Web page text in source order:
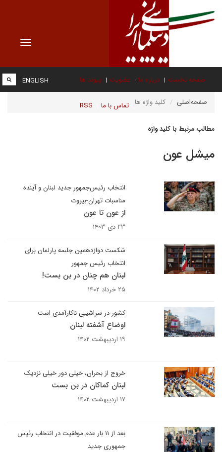
Toggle
صفحه نخست درباره ما عضویت پیوند ها
تماس با ما RSS
ENGLISH
صفحه‌اصلی کلید واژه ها
مطالب مرتبط با کلید واژه
میشل عون
انتخاب رئیس‌جمهور جدید لبنان و آینده
مناسبات تهران-بیروت
از عون تا عون
۲۳ دی ۱۴۰۳
شکست دوازدهمین جلسه پارلمان برای
انتخاب رئیس جمهور
لبنان هم چنان در بن بست!
۲۵ خرداد ۱۴۰۲
کشور در سراشیبی ناکارآمدی است
اوضاع آشفته لبنان
۱۹ اردیبهشت ۱۴۰۲
خروج از بحران، خیلی دور خیلی نزدیک
لبنان کماکان در بن بست
۱۷ اردیبهشت ۱۴۰۲
بعد از ۱۱ بار عدم موفقیت در انتخاب رئیس
جمهوری جدید